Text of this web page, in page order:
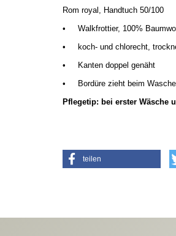
Rom royal, Handtuch 50/100
•
Walkfrottier, 100%
•
koch- und chlorecht,
•
Kanten doppel genäht
•
Bordüre zieht beim
Pflegetip: bei erster Wäsche
teilen